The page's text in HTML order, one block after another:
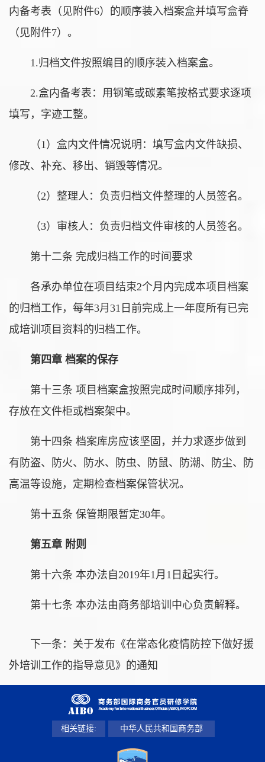
内备考表（见附件6）的顺序装入档案盒并填写盒脊
（见附件7）。
1.归档文件按照编目的顺序装入档案盒。
2.盒内备考表：用钢笔或碳素笔按格式要求逐项
填写，字迹工整。
（1）盒内文件情况说明：填写盒内文件缺损、
修改、补充、移出、销毁等情况。
（2）整理人：负责归档文件整理的人员签名。
（3）审核人：负责归档文件审核的人员签名。
第十二条 完成归档工作的时间要求
各承办单位在项目结束2个月内完成本项目档案
的归档工作，每年3月31日前完成上一年度所有已完
成培训项目资料的归档工作。
第四章 档案的保存
第十三条 项目档案盒按照完成时间顺序排列，
存放在文件柜或档案架中。
第十四条 档案库房应该坚固，并力求逐步做到
有防盗、防火、防水、防虫、防鼠、防潮、防尘、防
高温等设施，定期检查档案保管状况。
第十五条 保管期限暂定30年。
第五章 附则
第十六条 本办法自2019年1月1日起实行。
第十七条 本办法由商务部培训中心负责解释。
下一条： 关于发布《在常态化疫情防控下做好援
外培训工作的指导意见》的通知
相关链接: 中华人民共和国商务部